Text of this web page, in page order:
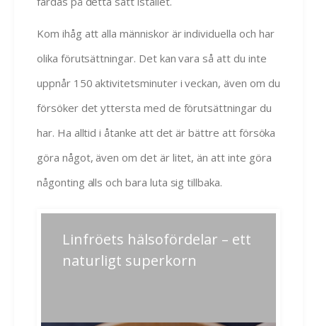
Kom ihåg att alla människor är individuella och har
olika förutsättningar. Det kan vara så att du inte
uppnår 150 aktivitetsminuter i veckan, även om du
försöker det yttersta med de förutsättningar du
har. Ha alltid i åtanke att det är bättre att försöka
göra något, även om det är litet, än att inte göra
någonting alls och bara luta sig tillbaka.
Inläggsnavigering
Previous
post:
Linfröets hälsofördelar – ett
naturligt superkorn